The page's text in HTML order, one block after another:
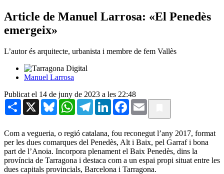
Article de Manuel Larrosa: «El Penedès
emergeix»
L’autor és arquitecte, urbanista i membre de fem Vallès
Manuel Larrosa
Publicat el 14 de juny de 2023 a les 22:48
Share X BlueskyWhatsAppTelegramLinkedInFacebook
Email
Com a vegueria, o regió catalana, fou reconegut l’any 2017, format
per les dues comarques del Penedès, Alt i Baix, pel Garraf i bona
part de l’Anoia. Incorpora plenament el Baix Penedès, dins la
província de Tarragona i destaca com a un espai propi situat entre les
dues capitals provincials, Barcelona i Tarragona.